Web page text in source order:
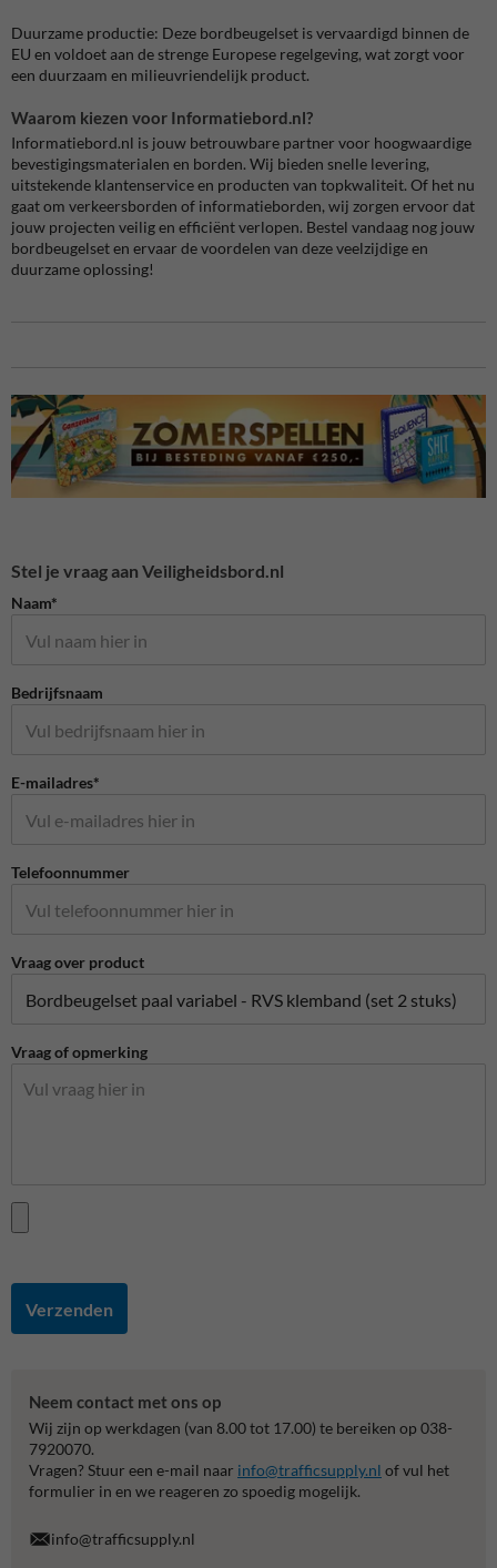
Duurzame productie: Deze bordbeugelset is vervaardigd binnen de
EU en voldoet aan de strenge Europese regelgeving, wat zorgt voor
een duurzaam en milieuvriendelijk product.
Waarom kiezen voor Informatiebord.nl?
Informatiebord.nl is jouw betrouwbare partner voor hoogwaardige
bevestigingsmaterialen en borden. Wij bieden snelle levering,
uitstekende klantenservice en producten van topkwaliteit. Of het nu
gaat om verkeersborden of informatieborden, wij zorgen ervoor dat
jouw projecten veilig en efficiënt verlopen. Bestel vandaag nog jouw
bordbeugelset en ervaar de voordelen van deze veelzijdige en
duurzame oplossing!
Stel je vraag aan Veiligheidsbord.nl
Naam*
Bedrijfsnaam
E-mailadres*
Telefoonnummer
Vraag over product
Vraag of opmerking
Verzenden
Neem contact met ons op
Wij zijn op werkdagen (van 8.00 tot 17.00) te bereiken op 038-
7920070.
Vragen? Stuur een e-mail naar info@trafficsupply.nl of vul het
formulier in en we reageren zo spoedig mogelijk.
info@trafficsupply.nl